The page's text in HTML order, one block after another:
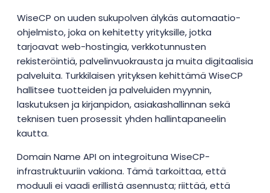
WiseCP on uuden sukupolven älykäs automaatio-
ohjelmisto, joka on kehitetty yrityksille, jotka
tarjoavat web-hostingia, verkkotunnusten
rekisteröintiä, palvelinvuokrausta ja muita digitaalisia
palveluita. Turkkilaisen yrityksen kehittämä WiseCP
hallitsee tuotteiden ja palveluiden myynnin,
laskutuksen ja kirjanpidon, asiakashallinnan sekä
teknisen tuen prosessit yhden hallintapaneelin
kautta.
Domain Name API on integroituna WiseCP-
infrastruktuuriin vakiona. Tämä tarkoittaa, että
moduuli ei vaadi erillistä asennusta; riittää, että